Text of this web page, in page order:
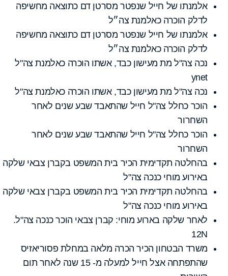
אלמנתו של חייל שנפטר מסרטן דם כתוצאה מחשיפה
לדלק הוכרה כאלמנת צה״ל
אלמנתו של חייל שנפטר מסרטן דם כתוצאה מחשיפה
לדלק הוכרה כאלמנת צה״ל
נכה צה"ל מת מעישון כבד, אשתו הוכרה כאלמנת צה"ל
ynet
נכה צה"ל מת מעישון כבד, אשתו הוכרה כאלמנת צה"ל
הוכר כחלל צה"ל חייל שהתאבד שבע שנים לאחר
השחרור
הוכר כחלל צה"ל חייל שהתאבד שבע שנים לאחר
השחרור
בהחלטה תקדימית הכיר בית המשפט בקברן צבאי שלקה
באירוע מוחי כנכה צה"ל
בהחלטה תקדימית הכיר בית המשפט בקברן צבאי שלקה
באירוע מוחי כנכה צה"ל
לאחר שלקה בארוע מוחי: קברן צבאי הוכר כנכה צה"ל.
12N
משרד הבטחון הכיר הכרה מלאה במחלת פסוריאזיס
שהתפתחה אצל חייל למעלה מ- 15 שנה לאחר תום